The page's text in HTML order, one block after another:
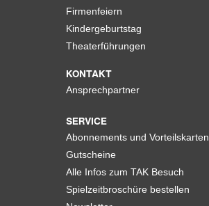
Firmenfeiern
Kindergeburtstag
Theaterführungen
KONTAKT
Ansprechpartner
SERVICE
Abonnements und Vorteilskarten
Gutscheine
Alle Infos zum TAK Besuch
Spielzeitbroschüre bestellen